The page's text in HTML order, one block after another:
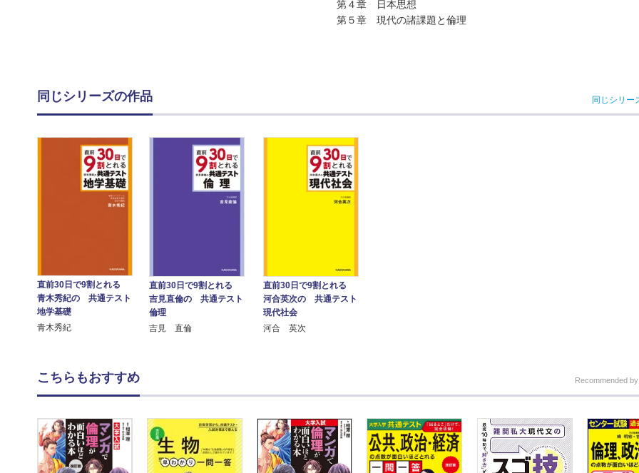
第４章 日本思想
第５章 現代の諸課題と倫理
同じシリーズの作品 同じシリー
直前30日で9割とれる
青木秀紀の 共通テスト
地学基礎
青木秀紀
直前30日で9割とれる
吉見直倫の 共通テスト
倫理
吉見 直倫
直前30日で9割とれる
河合英次の 共通テスト
現代社会
河合 英次
こちらもおすすめ Recommended